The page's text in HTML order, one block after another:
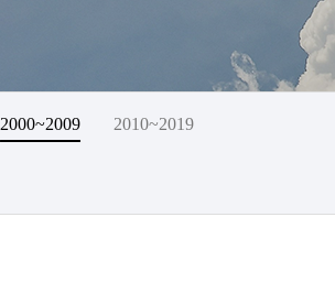
2000~2009 2010~2019